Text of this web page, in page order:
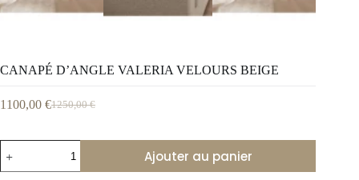
CANAPÉ D’ANGLE VALERIA VELOURS BEIGE
1250,00€
1100,00 €
Ajouter au panier